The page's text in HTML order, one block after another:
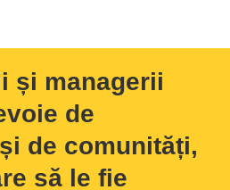
și managerii
de
de comunități,
să le fie